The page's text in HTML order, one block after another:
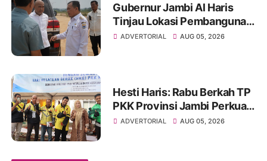
Gubernur Jambi Al Haris
Tinjau Lokasi Pembangunan
Sekolah Rakyat dan Lokasi
ADVERTORIAL AUG 05, 2026
Hesti Haris: Rabu Berkah TP
PKK Provinsi Jambi Perkuat
Literasi Keuangan dan
ADVERTORIAL AUG 05, 2026